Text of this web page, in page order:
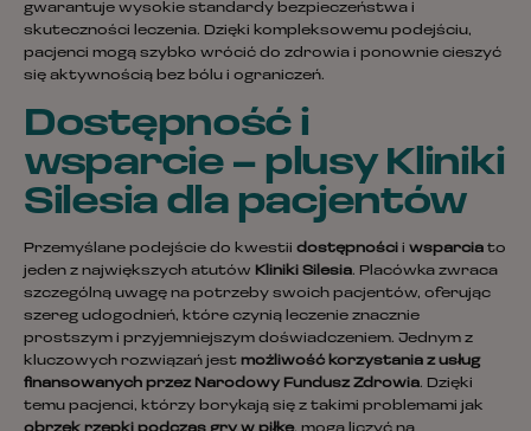
gwarantuje wysokie standardy bezpieczeństwa i
skuteczności leczenia. Dzięki kompleksowemu podejściu,
pacjenci mogą szybko wrócić do zdrowia i ponownie cieszyć
się aktywnością bez bólu i ograniczeń.
Dostępność i
wsparcie – plusy Kliniki
Silesia dla pacjentów
Przemyślane podejście do kwestii dostępności i wsparcia to
jeden z największych atutów Kliniki Silesia. Placówka zwraca
szczególną uwagę na potrzeby swoich pacjentów, oferując
szereg udogodnień, które czynią leczenie znacznie
prostszym i przyjemniejszym doświadczeniem. Jednym z
kluczowych rozwiązań jest możliwość korzystania z usług
finansowanych przez Narodowy Fundusz Zdrowia. Dzięki
temu pacjenci, którzy borykają się z takimi problemami jak